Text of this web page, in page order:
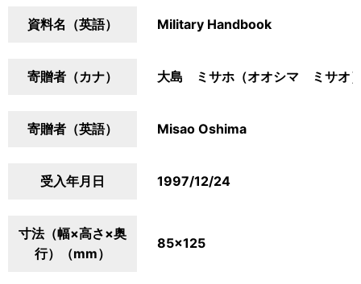
資料名（英語） Military Handbook
寄贈者（カナ） 大島 ミサホ（オオシマ ミサオ
寄贈者（英語） Misao Oshima
受入年月日 1997/12/24
寸法（幅×高さ×奥
行）（mm）
85×125